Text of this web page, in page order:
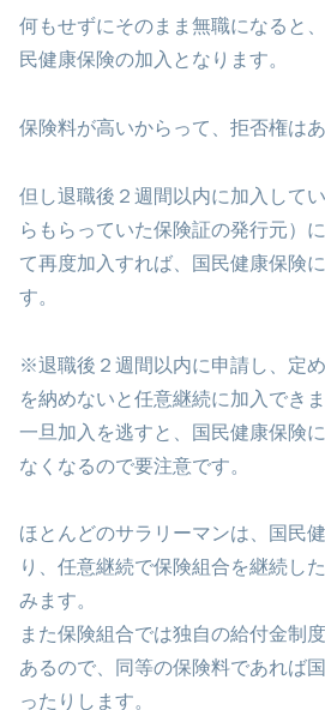
何もせずにそのまま無職になると
民健康保険の加入となります。
保険料が高いからって、拒否権は
但し退職後２週間以内に加入して
らもらっていた保険証の発行元）
て再度加入すれば、国民健康保険
す。
※退職後２週間以内に申請し、定
を納めないと任意継続に加入できま
一旦加入を逃すと、国民健康保険
なくなるので要注意です。
ほとんどのサラリーマンは、国民
り、任意継続で保険組合を継続し
みます。
また保険組合では独自の給付金制
あるので、同等の保険料であれば
ったりします。